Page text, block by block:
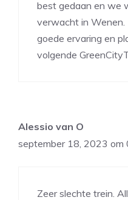
best gedaan en we
verwacht in Wenen.
goede ervaring en
volgende
Alessio van O
september 18, 2023 om
Zeer slechte trein.